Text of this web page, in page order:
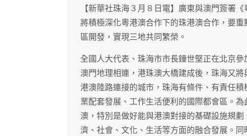
【新華社珠海３月８日電】廣東與澳門簽署
將積極深化粵港澳合作下的珠港澳合作，要
區開發，實現三地共同繁榮。
全國人大代表、珠海市市長鐘世堅正在北京
澳門地理相連，港珠澳大橋建成後，珠海又
港澳陸路連接的城市，珠海有條件、有責任
業配套發展、工作生活便利的國際都會區。
澳，特別是做好能與港澳對接的基礎設施規
濟、社會、文化、生活等方面的融合發展。